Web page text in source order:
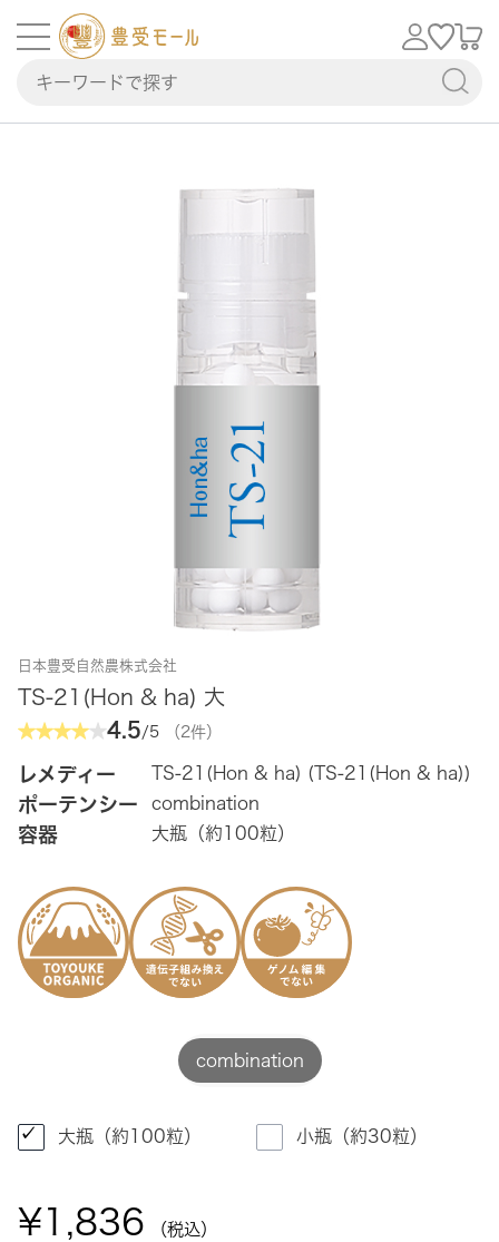
日本豊受自然農株式会社
TS-21(Hon & ha) 大
4.5/5 （2件）
レメディー TS-21(Hon & ha) (TS-21(Hon & ha))
ポーテンシー combination
容器 大瓶（約100粒）
combination
大瓶（約100粒） 小瓶（約30粒）
¥1,836 （税込）